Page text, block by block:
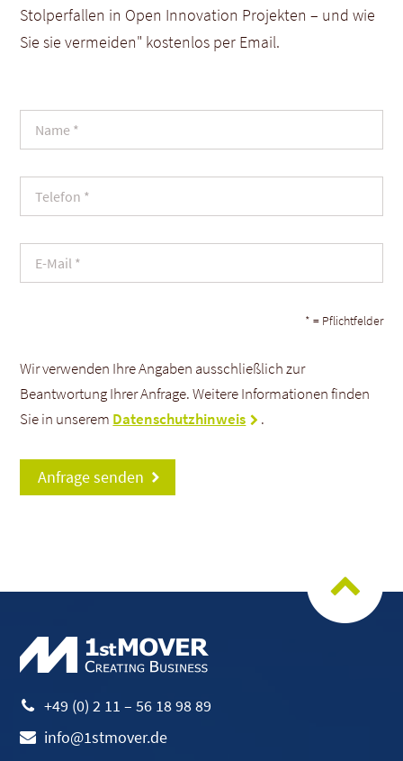
Stolperfallen in Open Innovation Projekten – und wie
Sie sie vermeiden" kostenlos per Email.
* = Pflichtfelder
Wir verwenden Ihre Angaben ausschließlich zur
Beantwortung Ihrer Anfrage. Weitere Informationen finden
Sie in unserem Datenschutzhinweis .
+49 (0) 2 11 – 56 18 98 89
info@1stmover.de